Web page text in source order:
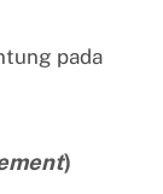
pada
)